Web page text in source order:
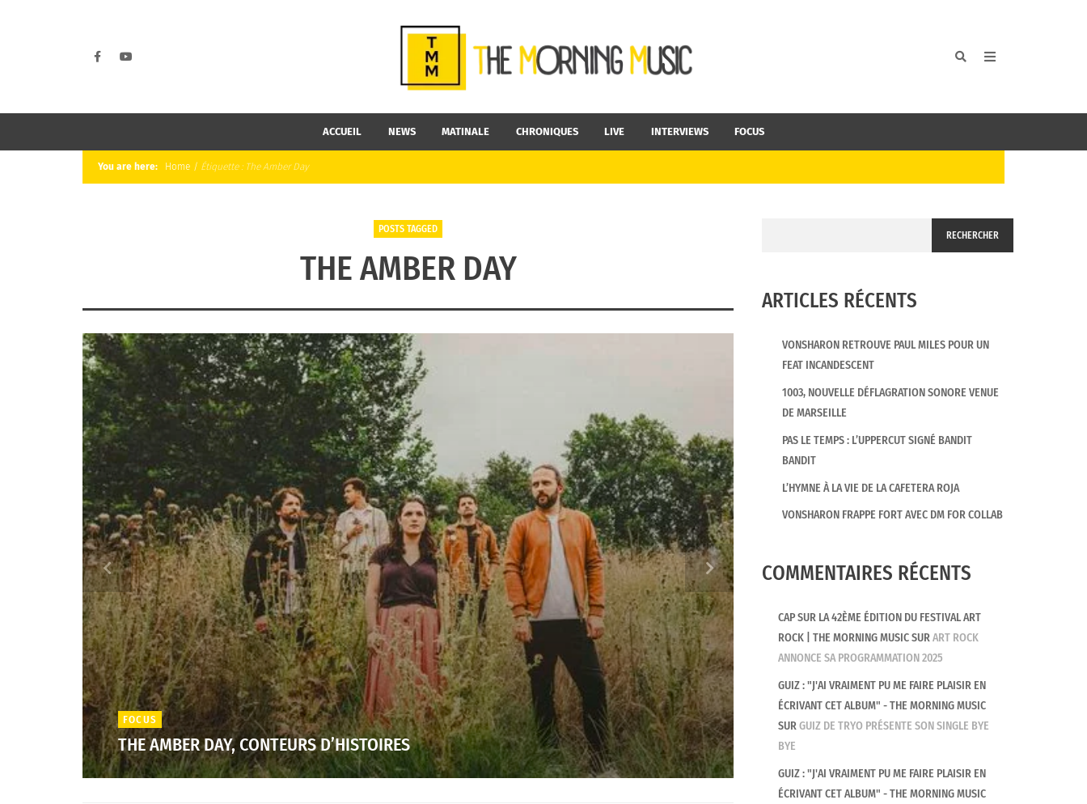
ACCUEIL NEWS MATINALE CHRONIQUES LIVE INTERVIEWS FOCUS
You are here: Home / Étiquette : The Amber Day
POSTS TAGGED
THE AMBER DAY
FOCUS
THE AMBER DAY, CONTEURS D’HISTOIRES
RECHERCHER
ARTICLES RÉCENTS
VONSHARON RETROUVE PAUL MILES POUR UN
FEAT INCANDESCENT
1003, NOUVELLE DÉFLAGRATION SONORE VENUE
DE MARSEILLE
PAS LE TEMPS : L’UPPERCUT SIGNÉ BANDIT
BANDIT
L’HYMNE À LA VIE DE LA CAFETERA ROJA
VONSHARON FRAPPE FORT AVEC DM FOR COLLAB
COMMENTAIRES RÉCENTS
CAP SUR LA 42ÈME ÉDITION DU FESTIVAL ART
ROCK | THE MORNING MUSICSURART ROCK
ANNONCE SA PROGRAMMATION 2025
GUIZ : "J'AI VRAIMENT PU ME FAIRE PLAISIR EN
ÉCRIVANT CET ALBUM" - THE MORNING MUSIC
SURGUIZ DE TRYO PRÉSENTE SON SINGLE BYE
BYE
GUIZ : "J'AI VRAIMENT PU ME FAIRE PLAISIR EN
ÉCRIVANT CET ALBUM" - THE MORNING MUSIC